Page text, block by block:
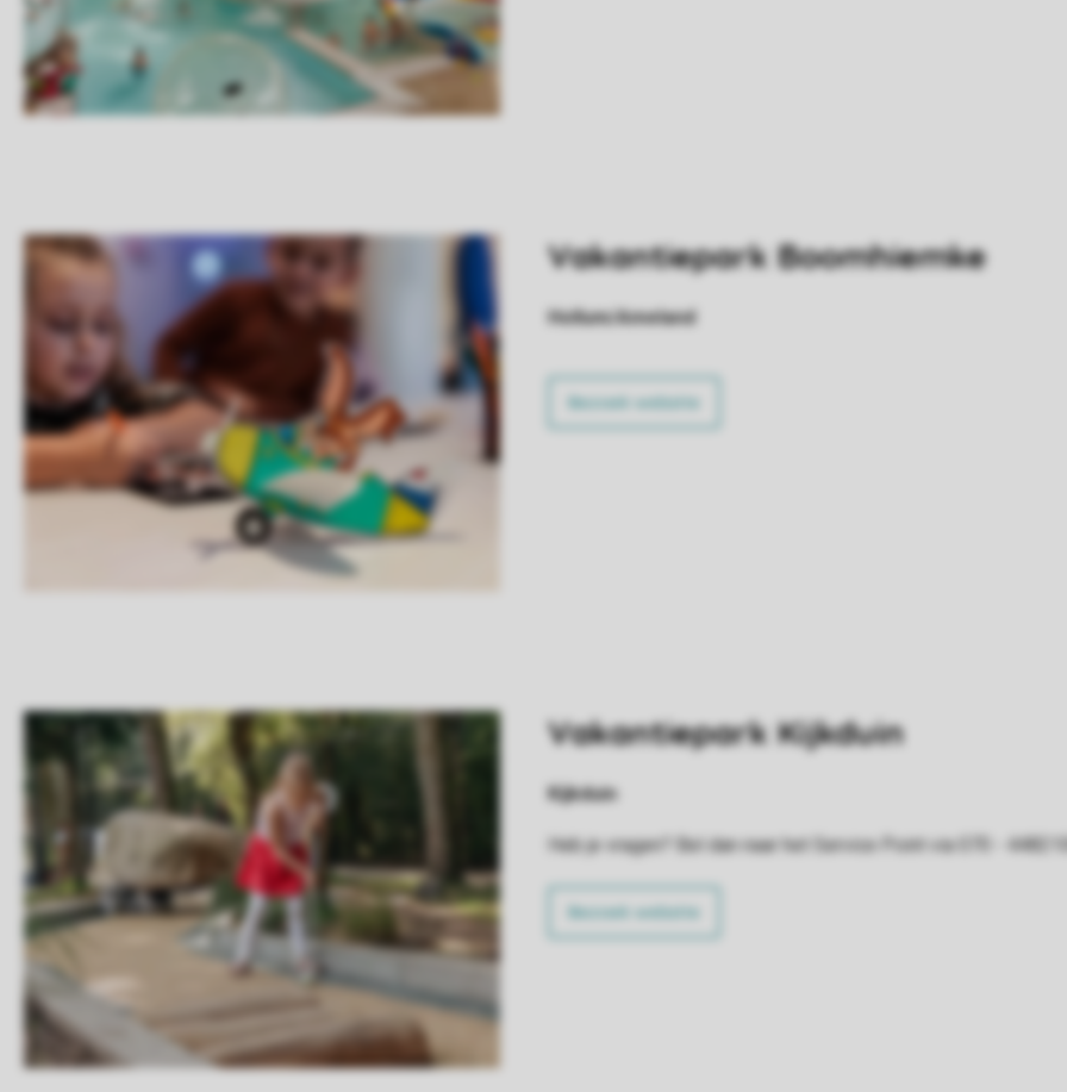
Vakantiepark Boomhiemke
Hollum/Ameland
Bezoek website
Vakantiepark Kijkduin
Kijkduin
Heb je vragen? Bel dan naar het Service Point via 070 -
Bezoek website